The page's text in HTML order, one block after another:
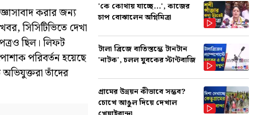
করার জন্য
সিসিটিভিতে দেখা
ছিল। লিফট
পরিবর্তন হয়েছে
তাঁদের
'কে কোথায় যাচ্ছে...', কাজের
চাপ বোঝালেন অগ্নিমিত্রা
টালা ব্রিজে বাতিস্তম্ভে টানটান
'নাটক', চলল যুবকের স্টান্টবাজি
গ্রামের উন্নয়ন কীভাবে সম্ভব?
চোখে আঙুল দিয়ে দেখাল